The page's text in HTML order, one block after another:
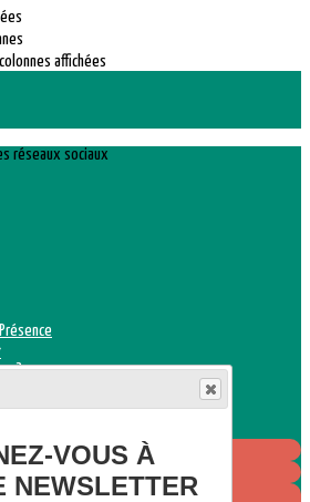
affichées
réseaux sociaux
?
▾
VOUS À
NEWSLETTER